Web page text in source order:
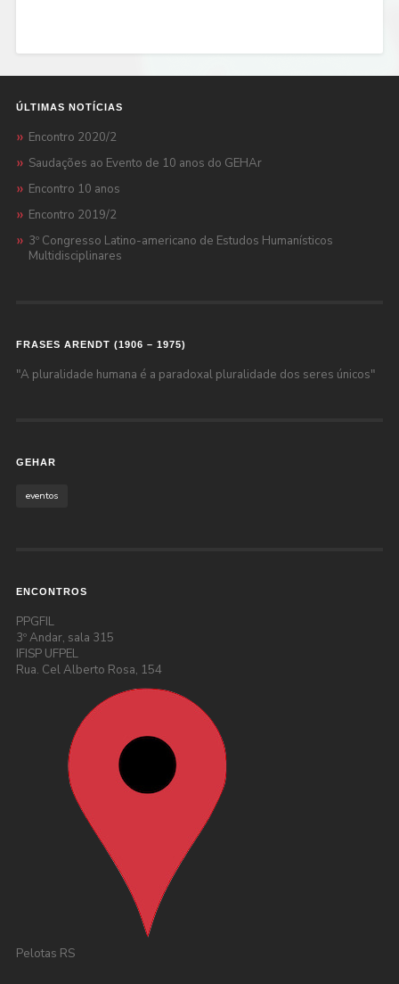
ÚLTIMAS NOTÍCIAS
Encontro 2020/2
Saudações ao Evento de 10 anos do GEHAr
Encontro 10 anos
Encontro 2019/2
3º Congresso Latino-americano de Estudos Humanísticos
Multidisciplinares
FRASES ARENDT (1906 – 1975)
"A pluralidade humana é a paradoxal pluralidade dos seres únicos"
GEHAR
eventos
ENCONTROS
PPGFIL
3º Andar, sala 315
IFISP UFPEL
Rua. Cel Alberto Rosa, 154
Pelotas RS